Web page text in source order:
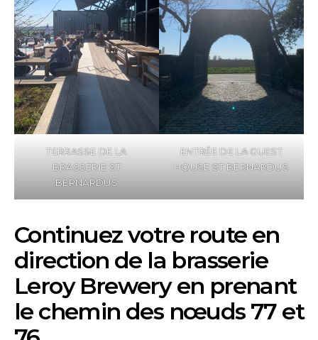
TERRASSE DE LA
BRASSERIE ST
BERNARDUS
ENTRÉE DE LA GUEST
HOUSE ST BERNARDUS
Continuez votre route en
direction de la brasserie
Leroy Brewery en prenant
le chemin des nœuds 77 et